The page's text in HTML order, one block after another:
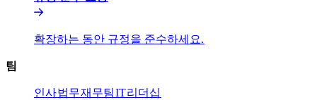
확장하는 동안 규정을 준수하세요.​​
팀​​
인사​​법무​​재무팀​​IT​​리더십​​